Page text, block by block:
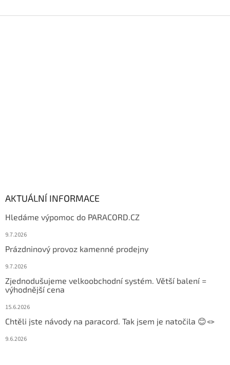
AKTUÁLNÍ INFORMACE
Hledáme výpomoc do PARACORD.CZ
9.7.2026
Prázdninový provoz kamenné prodejny
9.7.2026
Zjednodušujeme velkoobchodní systém. Větší balení =
výhodnější cena
15.6.2026
Chtěli jste návody na paracord. Tak jsem je natočila 😊🪢
9.6.2026